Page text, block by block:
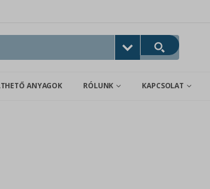
ANYAGOK RÓLUNK KAPCSOLAT